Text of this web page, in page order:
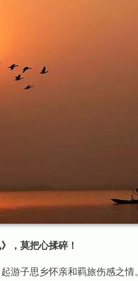
，莫把心揉碎！
游子思乡怀亲和羁旅伤感之情